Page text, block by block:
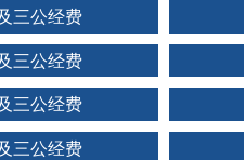
三公经费
三公经费
三公经费
三公经费